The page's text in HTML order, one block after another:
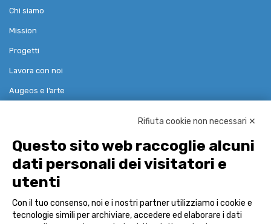
Chi siamo
Mission
Progetti
Lavora con noi
Augeos e l’arte
Soluzioni
Governance Risk Compliance
Advisor
Rifiuta cookie non necessari ✕
Questo sito web raccoglie alcuni
dati personali dei visitatori e
utenti
Con il tuo consenso, noi e i nostri partner utilizziamo i cookie e
tecnologie simili per archiviare, accedere ed elaborare i dati